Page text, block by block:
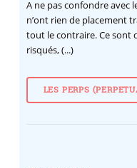
A ne pas confondre avec
n’ont rien de placement
tout le contraire. Ce sont
risqués, (...)
LES PERPS